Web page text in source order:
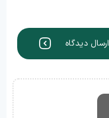
ارسال دیدگاه